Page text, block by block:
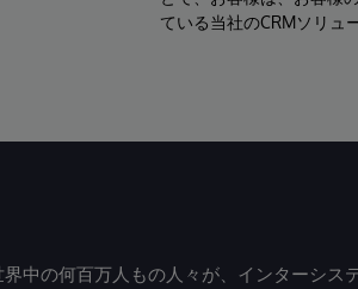
ている当社のCRMソリュ
界中の何百万人もの人々が、インターシス